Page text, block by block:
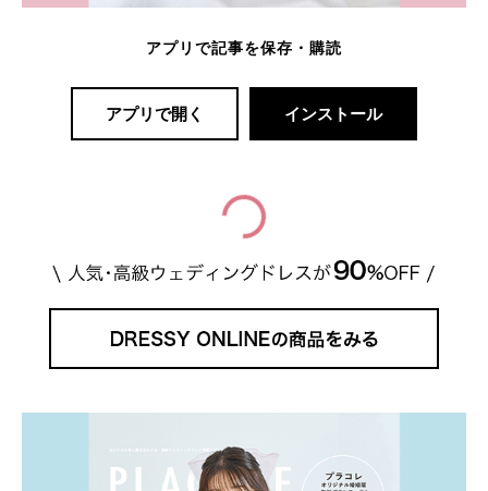
アプリで記事を保存・購読
アプリで開く インストール